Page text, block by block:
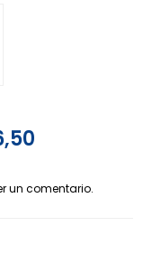
un comentario.